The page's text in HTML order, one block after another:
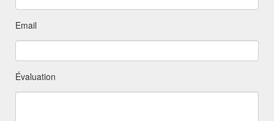
Email
Évaluation